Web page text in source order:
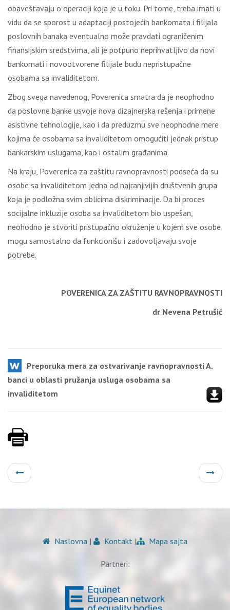
obaveštavaju o operaciji koja je u toku. Pri tome, treba imati u
vidu da se sporost u adaptaciji postojećih bankomata i filijala
poslovnih banaka eventualno može pravdati ograničenim
finansijskim sredstvima, ali je potpuno neprihvatljivo da novi
bankomati i novootvorene filijale budu nepristupačne
osobama sa invaliditetom.
Zbog svega navedenog, Poverenica smatra da je neophodno
da poslovne banke usvoje nova dizajnerska rešenja i primene
asistivne tehnologije, kao i da preduzmu sve neophodne mere
kojima će osobama sa invaliditetom omogućiti jednak pristup
bankarskim uslugama, kao i ostalim građanima.
Na kraju, Poverenica za zaštitu ravnopravnosti podseća da su
osobe sa invaliditetom jedna od najranjivijih društvenih grupa
koja je podložna svim oblicima diskriminacije. Da bi proces
socijalne inkluzije osoba sa invaliditetom bio uspešan,
neohodno je stvoriti pristupačno okruženje u kojem sve osobe
mogu samostalno da funkcionišu i zadovoljavaju svoje
potrebe.
POVERENICA ZA ZAŠTITU RAVNOPRAVNOSTI
dr Nevena Petrušić
Preporuka mera za ostvarivanje ravnopravnosti A.
banci u oblasti pružanja usluga osobama sa
invaliditetom
Naslovna | Kontakt | Mapa sajta
Partneri: